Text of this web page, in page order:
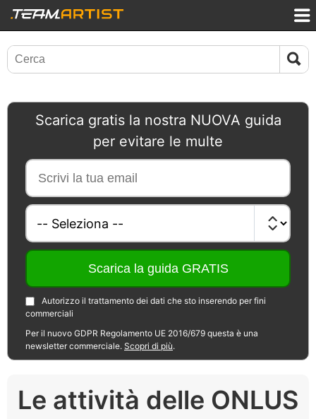
Scarica gratis la nostra NUOVA guida
per evitare le multe
Autorizzo il trattamento dei dati che sto inserendo per fini
commerciali
Per il nuovo GDPR Regolamento UE 2016/679 questa è una
newsletter commerciale. Scopri di più.
Le attività delle ONLUS